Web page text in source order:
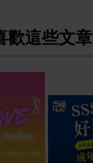
歡這些文章